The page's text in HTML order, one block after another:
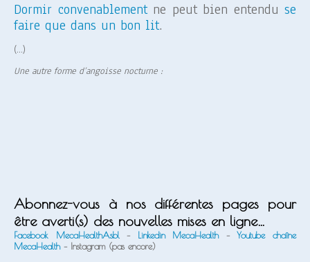
Dormir convenablementne peut bien entendu se
faire que dans un bon lit.
(…)
Une autre forme d’angoisse nocturne :
Abonnez-vous à nos différentes pages pour
être averti(s) des nouvelles mises en ligne…
Facebook MecaHealthAsbl – Linkedin MecaHealth–Youtube chaîne
MecaHealth– Instagram (pas encore)